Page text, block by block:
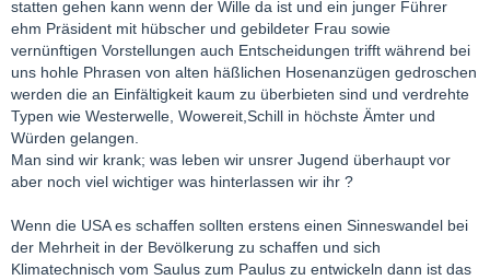
statten gehen kann wenn der Wille da ist und ein junger Führer
ehm Präsident mit hübscher und gebildeter Frau sowie
vernünftigen Vorstellungen auch Entscheidungen trifft während bei
uns hohle Phrasen von alten häßlichen Hosenanzügen gedroschen
werden die an Einfältigkeit kaum zu überbieten sind und verdrehte
Typen wie Westerwelle, Wowereit,Schill in höchste Ämter und
Würden gelangen.
Man sind wir krank; was leben wir unsrer Jugend überhaupt vor
aber noch viel wichtiger was hinterlassen wir ihr ?
Wenn die USA es schaffen sollten erstens einen Sinneswandel bei
der Mehrheit in der Bevölkerung zu schaffen und sich
Klimatechnisch vom Saulus zum Paulus zu entwickeln dann ist das